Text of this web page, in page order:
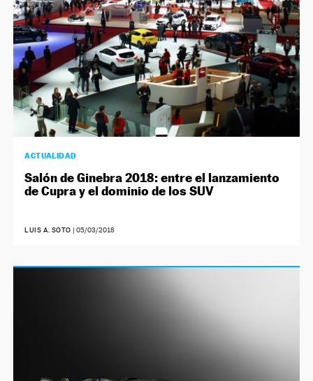
ACTUALIDAD
Salón de Ginebra 2018: entre el lanzamiento
de Cupra y el dominio de los SUV
LUIS A. SOTO |05/03/2018